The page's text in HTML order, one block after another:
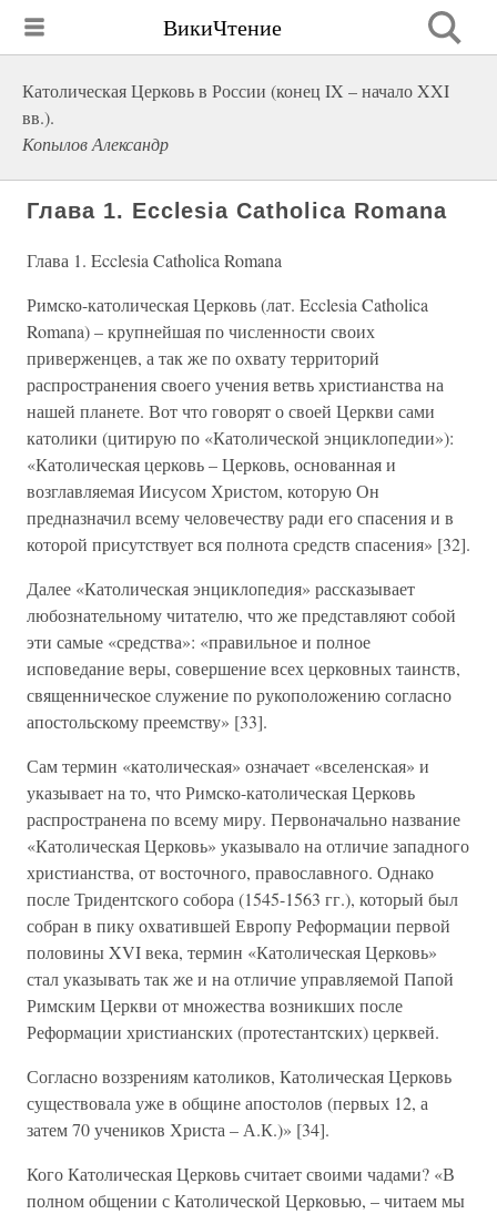
ВикиЧтение
Католическая Церковь в России (конец IX – начало XXI
вв.).
Копылов Александр
Глава 1. Ecclesia Catholica Romana
Глава 1. Ecclesia Catholica Romana
Римско-католическая Церковь (лат. Ecclesia Catholica
Romana) – крупнейшая по численности своих
приверженцев, а так же по охвату территорий
распространения своего учения ветвь христианства на
нашей планете. Вот что говорят о своей Церкви сами
католики (цитирую по «Католической энциклопедии»):
«Католическая церковь – Церковь, основанная и
возглавляемая Иисусом Христом, которую Он
предназначил всему человечеству ради его спасения и в
которой присутствует вся полнота средств спасения» [32].
Далее «Католическая энциклопедия» рассказывает
любознательному читателю, что же представляют собой
эти самые «средства»: «правильное и полное
исповедание веры, совершение всех церковных таинств,
священническое служение по рукоположению согласно
апостольскому преемству» [33].
Сам термин «католическая» означает «вселенская» и
указывает на то, что Римско-католическая Церковь
распространена по всему миру. Первоначально название
«Католическая Церковь» указывало на отличие западного
христианства, от восточного, православного. Однако
после Тридентского собора (1545-1563 гг.), который был
собран в пику охватившей Европу Реформации первой
половины XVI века, термин «Католическая Церковь»
стал указывать так же и на отличие управляемой Папой
Римским Церкви от множества возникших после
Реформации христианских (протестантских) церквей.
Согласно воззрениям католиков, Католическая Церковь
существовала уже в общине апостолов (первых 12, а
затем 70 учеников Христа – А.К.)» [34].
Кого Католическая Церковь считает своими чадами? «В
полном общении с Католической Церковью, – читаем мы